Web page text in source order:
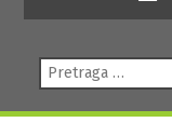
Pretraga: